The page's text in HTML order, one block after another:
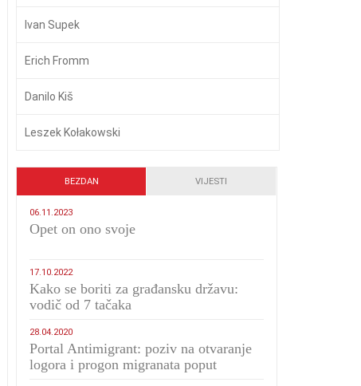
Ivan Supek
Erich Fromm
Danilo Kiš
Leszek Kołakowski
BEZDAN VIJESTI
06.11.2023
​Opet on ono svoje
17.10.2022
Kako se boriti za građansku državu:
vodič od 7 tačaka
28.04.2020
Portal Antimigrant: poziv na otvaranje
logora i progon migranata poput